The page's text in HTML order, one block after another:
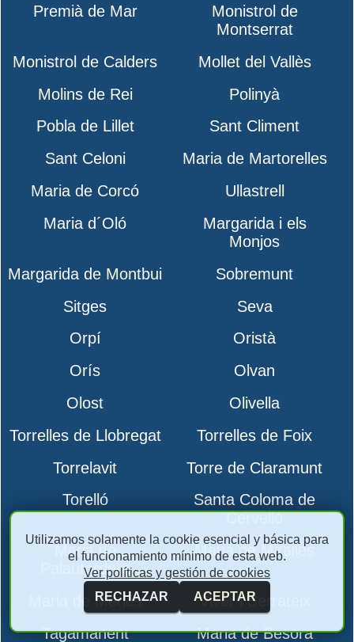
Premià de Mar
Monistrol de
Montserrat
Monistrol de Calders
Mollet del Vallès
Molins de Rei
Polinyà
Pobla de Lillet
Sant Climent
Sant Celoni
Maria de Martorelles
Maria de Corcó
Ullastrell
Maria d´Oló
Margarida i els
Monjos
Margarida de Montbui
Sobremunt
Sitges
Seva
Orpí
Oristà
Orís
Olvan
Olost
Olivella
Torrelles de Llobregat
Torrelles de Foix
Torrelavit
Torre de Claramunt
Torelló
Santa Coloma de
Cervelló
Maria de
Palautordera
Maria de Miralles
Maria de Merlès
Viver i Serrateix
Tagamanent
Maria de Besora
Utilizamos solamente la cookie esencial y básica para
el funcionamiento mínimo de esta web.
Ver políticas y gestión de cookies
RECHAZAR
ACEPTAR